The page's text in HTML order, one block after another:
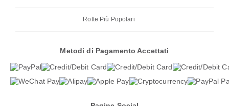
Rotte Più Popolari
Metodi di Pagamento Accettati